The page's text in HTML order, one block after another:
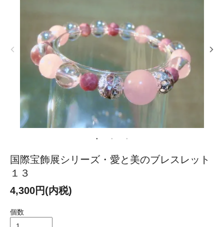
国際宝飾展シリーズ・愛と美のブレスレット
１３
4,300円(内税)
個数